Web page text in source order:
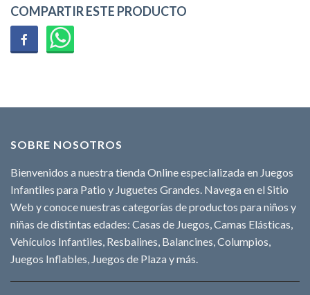
COMPARTIR ESTE PRODUCTO
SOBRE NOSOTROS
Bienvenidos a nuestra tienda Online especializada en Juegos
Infantiles para Patio y Juguetes Grandes. Navega en el Sitio
Web y conoce nuestras categorías de productos para niños y
niñas de distintas edades: Casas de Juegos, Camas Elásticas,
Vehículos Infantiles, Resbalines, Balancines, Columpios,
Juegos Inflables, Juegos de Plaza y más.